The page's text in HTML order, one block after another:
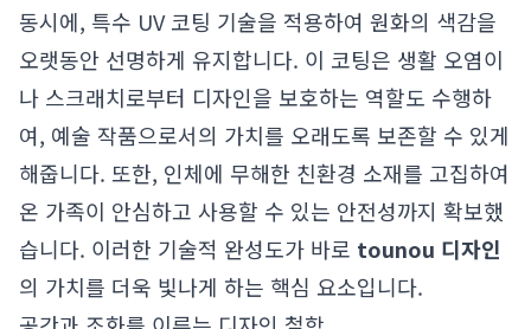
동시에, 특수 UV 코팅 기술을 적용하여 원화의 색감을
오랫동안 선명하게 유지합니다. 이 코팅은 생활 오염이
나 스크래치로부터 디자인을 보호하는 역할도 수행하
여, 예술 작품으로서의 가치를 오래도록 보존할 수 있게
해줍니다. 또한, 인체에 무해한 친환경 소재를 고집하여
온 가족이 안심하고 사용할 수 있는 안전성까지 확보했
습니다. 이러한 기술적 완성도가 바로 tounou 디자인
의 가치를 더욱 빛나게 하는 핵심 요소입니다.